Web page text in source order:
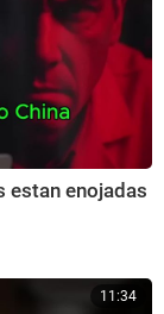
estan enojadas
11:34